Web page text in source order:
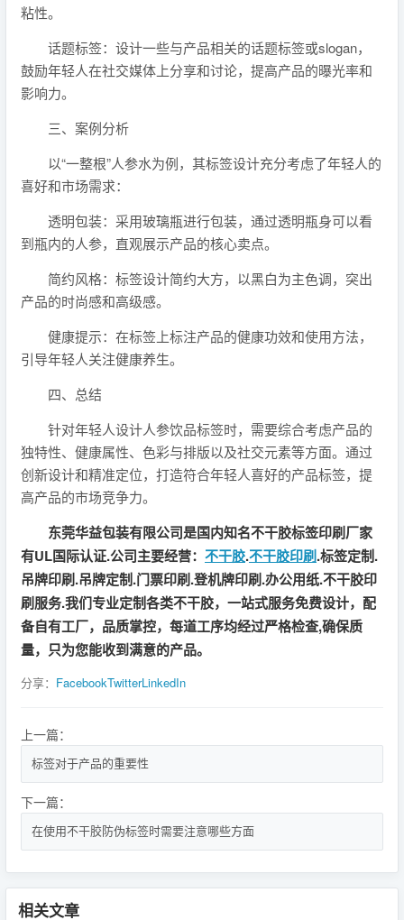
粘性。
话题标签：设计一些与产品相关的话题标签或slogan，
鼓励年轻人在社交媒体上分享和讨论，提高产品的曝光率和
影响力。
三、案例分析
以“一整根”人参水为例，其标签设计充分考虑了年轻人的
喜好和市场需求：
透明包装：采用玻璃瓶进行包装，通过透明瓶身可以看
到瓶内的人参，直观展示产品的核心卖点。
简约风格：标签设计简约大方，以黑白为主色调，突出
产品的时尚感和高级感。
健康提示：在标签上标注产品的健康功效和使用方法，
引导年轻人关注健康养生。
四、总结
针对年轻人设计人参饮品标签时，需要综合考虑产品的
独特性、健康属性、色彩与排版以及社交元素等方面。通过
创新设计和精准定位，打造符合年轻人喜好的产品标签，提
高产品的市场竞争力。
东莞华益包装有限公司是国内知名不干胶标签印刷厂家
有UL国际认证.公司主要经营： 不干胶.不干胶印刷.标签定制.
吊牌印刷.吊牌定制.门票印刷.登机牌印刷.办公用纸.不干胶印
刷服务.我们专业定制各类不干胶，一站式服务免费设计，配
备自有工厂，品质掌控，每道工序均经过严格检查,确保质
量，只为您能收到满意的产品。
分享： FacebookTwitterLinkedIn
上一篇：
标签对于产品的重要性
下一篇：
在使用不干胶防伪标签时需要注意哪些方面
相关文章